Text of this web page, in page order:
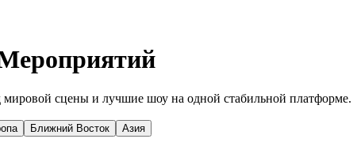
мировой сцены и лучшие шоу на одной стабильной платформе.
Ближний Восток Азия